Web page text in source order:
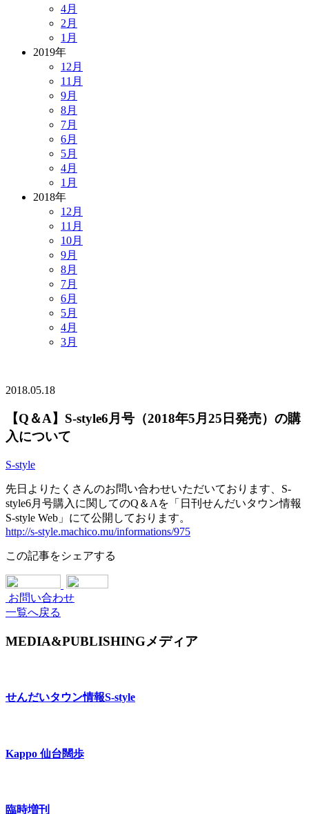
4月
2月
1月
2019年
12月
11月
9月
8月
7月
6月
5月
4月
1月
2018年
12月
11月
10月
9月
8月
7月
6月
5月
4月
3月
2018.05.18
【Q＆A】S-style6月号（2018年5月25日発売）の購
入について
S-style
先日よりたくさんのお問い合わせいただいております、S-
style6月号購入に関してのQ＆Aを「日刊せんだいタウン情報
S-style Web」にて公開しております。
http://s-style.machico.mu/informations/975
この記事をシェアする
お問い合わせ
一覧へ戻る
MEDIA&PUBLISHINGメディア
せんだいタウン情報S-style
Kappo 仙台闊歩
臨時増刊